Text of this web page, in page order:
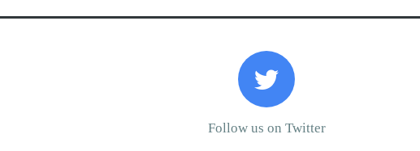
Follow us on Twitter